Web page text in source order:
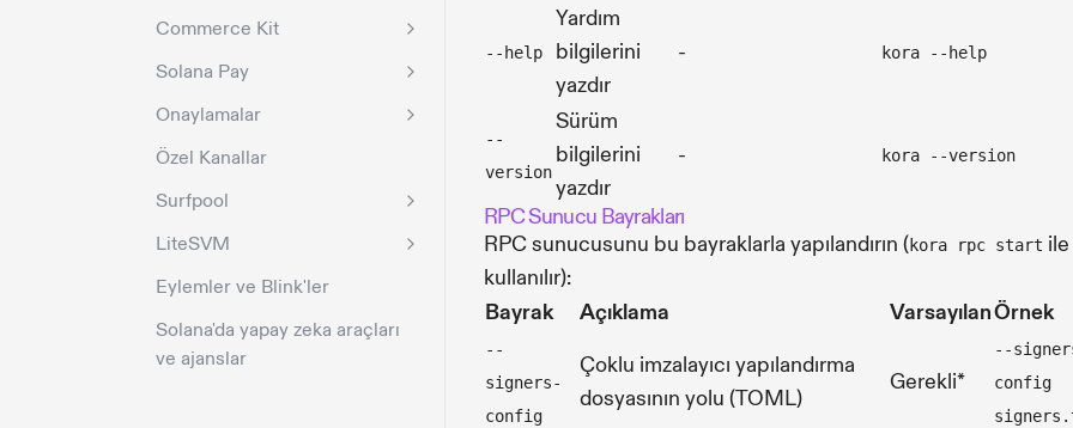
Commerce Kit
Solana Pay
Onaylamalar
Özel Kanallar
Surfpool
LiteSVM
Eylemler ve Blink'ler
Solana'da yapay zeka araçları
ve ajanslar
--help
Yardım
bilgilerini
yazdır
- kora --help
--
version
Sürüm
bilgilerini
yazdır
- kora --version
RPC Sunucu Bayrakları
RPC sunucusunu bu bayraklarla yapılandırın (kora rpc start ile
kullanılır):
Bayrak
Açıklama VarsayılanÖrnek
--
signers-
config
Çoklu imzalayıcı yapılandırma
dosyasının yolu (TOML)
Gerekli*
--
config